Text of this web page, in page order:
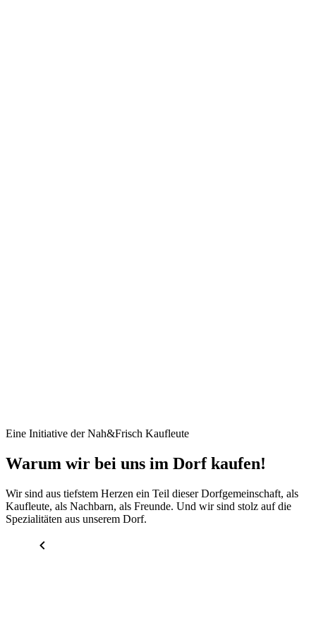
Eine Initiative der Nah&Frisch Kaufleute
Warum wir bei uns im Dorf kaufen!
Wir sind aus tiefstem Herzen ein Teil dieser Dorfgemeinschaft, als
Kaufleute, als Nachbarn, als Freunde. Und wir sind stolz auf die
Spezialitäten aus unserem Dorf.